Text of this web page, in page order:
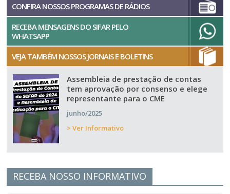
CONFIRA NOSSOS PROGRAMAS DE RÁDIOS
RECEBA MENSAGENS DO SIFAR PELO
WHATSAPP
VEJA TAMBÉM NOSSOS JORNAIS E BOLETINS
Assembleia de prestação de contas
tem aprovação por consenso e elege
representante para o CME
junho/2025
> Ver Informativo
RECEBA NOSSO INFORMATIVO